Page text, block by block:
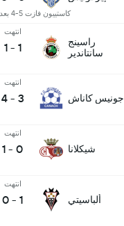
كاستييون فازت 5-4 بعد ركلات الترجيح
راسينج
سانتاندير
انتهت
1
-
1
جونيس كاناش
انتهت
3
-
4
شيكلانا
انتهت
0
-
1
ألباسيتي
انتهت
1
-
0